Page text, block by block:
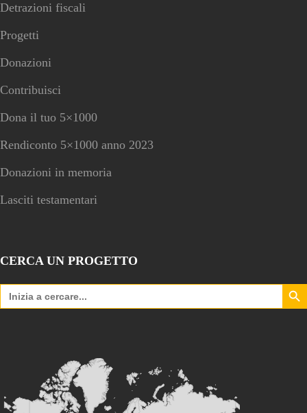
Detrazioni fiscali
Progetti
Donazioni
Contribuisci
Dona il tuo 5×1000
Rendiconto 5×1000 anno 2023
Donazioni in memoria
Lasciti testamentari
CERCA UN PROGETTO
Search
for:
Search